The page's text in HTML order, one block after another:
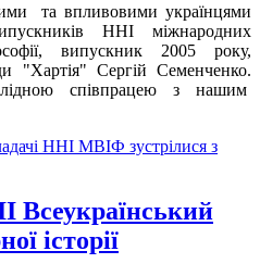
та впливовими українцями
ННІ міжнародних
випускник 2005 року,
"Хартія" Сергій Семенченко.
співпрацею з нашим
ННІ МВІФ зустрілися з
Всеукраїнський
історії